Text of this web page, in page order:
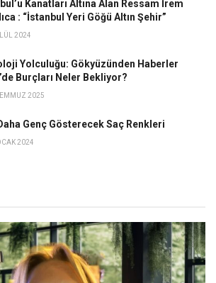
Kanatları Altına Alan Ressam İrem
: “İstanbul Yeri Göğü Altın Şehir”
2024
Yolculuğu: Gökyüzünden Haberler
Burçları Neler Bekliyor?
2025
Genç Gösterecek Saç Renkleri
2024